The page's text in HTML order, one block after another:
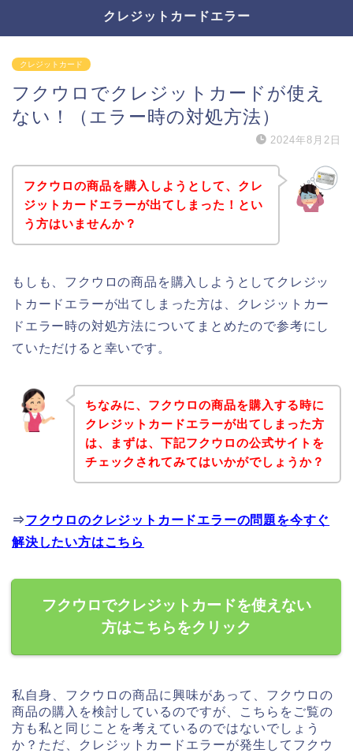
クレジットカードエラー
クレジットカード
フクウロでクレジットカードが使え
ない！（エラー時の対処方法）
2024年8月2日
フクウロの商品を購入しようとして、クレ
ジットカードエラーが出てしまった！とい
う方はいませんか？
もしも、フクウロの商品を購入しようとしてクレジッ
トカードエラーが出てしまった方は、クレジットカー
ドエラー時の対処方法についてまとめたので参考にし
ていただけると幸いです。
ちなみに、フクウロの商品を購入する時に
クレジットカードエラーが出てしまった方
は、まずは、下記フクウロの公式サイトを
チェックされてみてはいかがでしょうか？
⇒フクウロのクレジットカードエラーの問題を今すぐ
解決したい方はこちら
フクウロでクレジットカードを使えない
方はこちらをクリック
私自身、フクウロの商品に興味があって、フクウロの
商品の購入を検討しているのですが、こちらをご覧の
方も私と同じことを考えているのではないでしょう
か？ただ、クレジットカードエラーが発生してフクウ